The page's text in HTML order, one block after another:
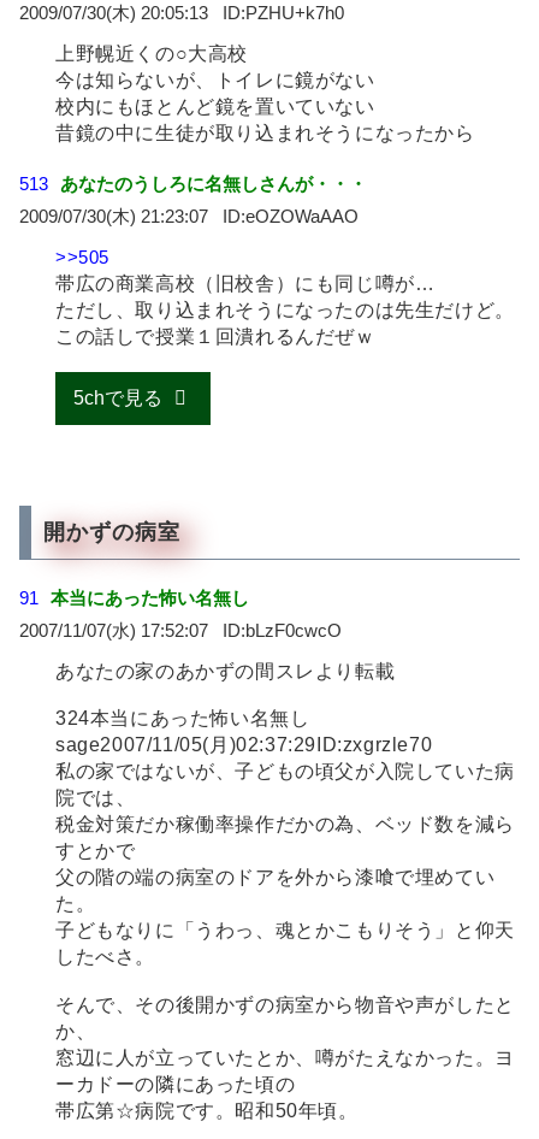
2009/07/30(木) 20:05:13
PZHU+k7h0
上野幌近くの○大高校
今は知らないが、トイレに鏡がない
校内にもほとんど鏡を置いていない
昔鏡の中に生徒が取り込まれそうになったから
513
あなたのうしろに名無しさんが・・・
2009/07/30(木) 21:23:07
eOZOWaAAO
>>505
帯広の商業高校（旧校舎）にも同じ噂が…
ただし、取り込まれそうになったのは先生だけど。
この話しで授業１回潰れるんだぜｗ
5chで見る
開かずの病室
91
本当にあった怖い名無し
2007/11/07(水) 17:52:07
bLzF0cwcO
あなたの家のあかずの間スレより転載
324本当にあった怖い名無し
sage2007/11/05(月)02:37:29ID:zxgrzle70
私の家ではないが、子どもの頃父が入院していた病
院では、
税金対策だか稼働率操作だかの為、ベッド数を減ら
すとかで
父の階の端の病室のドアを外から漆喰で埋めてい
た。
子どもなりに「うわっ、魂とかこもりそう」と仰天
したべさ。
そんで、その後開かずの病室から物音や声がしたと
か、
窓辺に人が立っていたとか、噂がたえなかった。ヨ
ーカドーの隣にあった頃の
帯広第☆病院です。昭和50年頃。